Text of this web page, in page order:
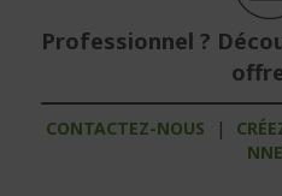
Professionnel ?
CONTACTEZ-NOUS |